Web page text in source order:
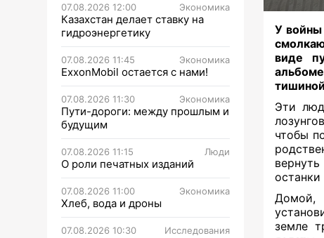
07.08.2026 12:00 Экономика
Казахстан делает ставку на
гидроэнергетику
07.08.2026 11:45 Экономика
ExxonMobil остается с нами!
07.08.2026 11:30 Экономика
Пути-дороги: между прошлым и
будущим
07.08.2026 11:15 Люди
О роли печатных изданий
07.08.2026 11:00 Экономика
Хлеб, вода и дроны
07.08.2026 10:30 Исследования
У войны
виде
Эти
чтобы
останки
Домой,
земле